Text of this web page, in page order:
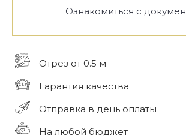
Ознакомиться с
Отрез от 0.5 м
Гарантия качества
Отправка в день оплаты
На любой бюджет